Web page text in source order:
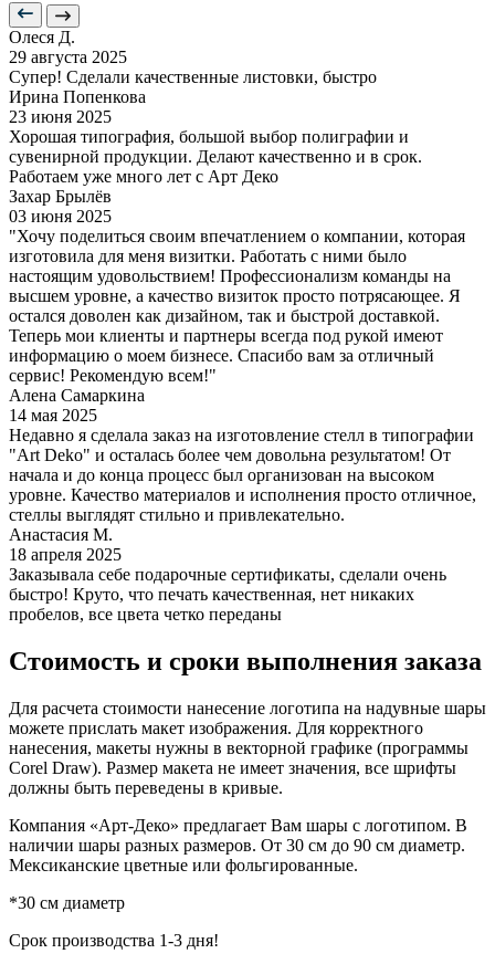
Олеся Д.
29 августа 2025
Супер! Сделали качественные листовки, быстро
Ирина Попенкова
23 июня 2025
Хорошая типография, большой выбор полиграфии и
сувенирной продукции. Делают качественно и в срок.
Работаем уже много лет с Арт Деко
Захар Брылёв
03 июня 2025
"Хочу поделиться своим впечатлением о компании, которая
изготовила для меня визитки. Работать с ними было
настоящим удовольствием! Профессионализм команды на
высшем уровне, а качество визиток просто потрясающее. Я
остался доволен как дизайном, так и быстрой доставкой.
Теперь мои клиенты и партнеры всегда под рукой имеют
информацию о моем бизнесе. Спасибо вам за отличный
сервис! Рекомендую всем!"
Алена Самаркина
14 мая 2025
Недавно я сделала заказ на изготовление стелл в типографии
"Art Deko" и осталась более чем довольна результатом! От
начала и до конца процесс был организован на высоком
уровне. Качество материалов и исполнения просто отличное,
стеллы выглядят стильно и привлекательно.
Анастасия М.
18 апреля 2025
Заказывала себе подарочные сертификаты, сделали очень
быстро! Круто, что печать качественная, нет никаких
пробелов, все цвета четко переданы
Стоимость и сроки выполнения заказа
Для расчета стоимости нанесение логотипа на надувные шары
можете прислать макет изображения. Для корректного
нанесения, макеты нужны в векторной графике (программы
Corel Draw). Размер макета не имеет значения, все шрифты
должны быть переведены в кривые.
Компания «Арт-Деко» предлагает Вам шары с логотипом. В
наличии шары разных размеров. От 30 см до 90 см диаметр.
Мексиканские цветные или фольгированные.
*30 см диаметр
Срок производства 1-3 дня!